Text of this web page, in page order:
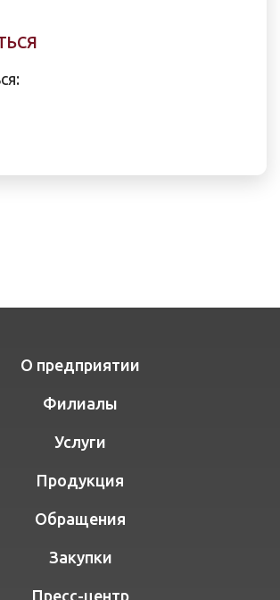
О предприятии
Филиалы
Услуги
Продукция
Обращения
Закупки
Пресс-центр